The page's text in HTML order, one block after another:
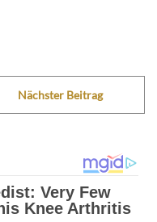
Nächster Beitrag